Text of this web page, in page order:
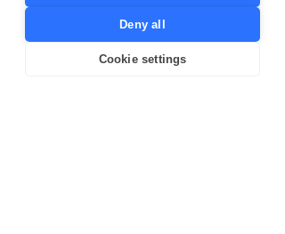
Download the Swedish Press Release
privacy@tradedoubler.com
dpo@tradedoubler.com
read more about our data processing
Deny all
Cookie settings